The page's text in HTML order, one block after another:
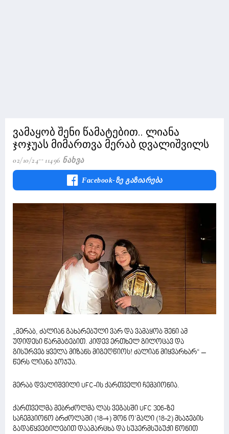
ვამაყობ შენი წამატებით.. ლიანა
ჯოჯუას მიმართვა მერაბ დვალიშვილს
02/10/24 11496 Ნახვა
Facebook-Ზე Გაზიარება
„მერაბ, ძალიან გახარებული ვარ და ვამაყობ შენი ამ
უდიდესი წარმატებით. კიდევ ერთხელ გილოცავ და
გისურვებ ყველა მიზანს მიგეღწიოს! ძალიან მიყვარხარ“ –
წერს ლიანა ჯოჯუა.
მერაბ დვალიშვილი UFC-ის ქართველი ჩემპიონია.
ქართველმა მებრძოლმა ლას ვეგასში UFC 306-ზე
საჩემპიონო ბრძოლაში (18-4) შონ ო’მალი (18-2) მსაჯების
გადაწყვეტილებით დაამარცხა და სუპერმსუბუქი წონით